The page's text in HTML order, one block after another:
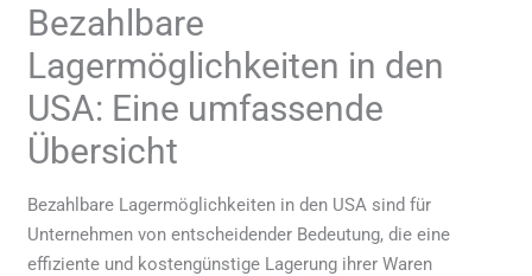
Bezahlbare
Lagermöglichkeiten in den
USA: Eine umfassende
Übersicht
Bezahlbare Lagermöglichkeiten in den USA sind für
Unternehmen von entscheidender Bedeutung, die eine
effiziente und kostengünstige Lagerung ihrer Waren